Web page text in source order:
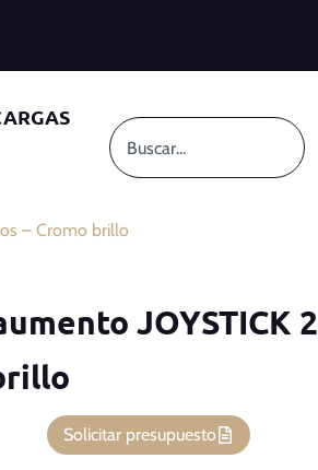
– Cromo brillo
JOYSTICK 2
Solicitar presupuesto